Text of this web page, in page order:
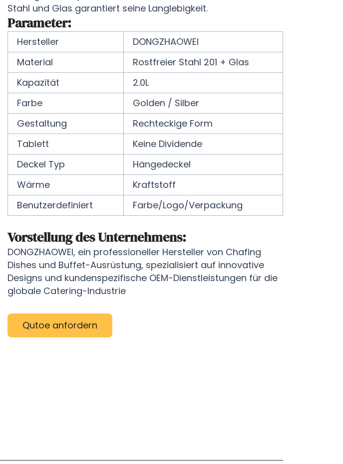
Stahl und Glas garantiert seine Langlebigkeit.
Parameter:
Hersteller
DONGZHAOWEI
Material
Rostfreier Stahl 201 + Glas
Kapazität
2.0L
Farbe
Golden / Silber
Gestaltung
Rechteckige Form
Tablett
Keine Dividende
Deckel Typ
Hängedeckel
Wärme
Kraftstoff
Benutzerdefiniert
Farbe/Logo/Verpackung
Vorstellung des Unternehmens:
DONGZHAOWEI, ein professioneller Hersteller von Chafing
Dishes und Buffet-Ausrüstung, spezialisiert auf innovative
Designs und kundenspezifische OEM-Dienstleistungen für die
globale Catering-Industrie
Qutoe anfordern